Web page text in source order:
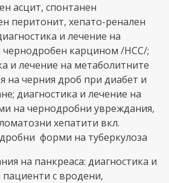
асцит, спонтанен
перитонит, хепато-ренален
и лечение на
чернодробен карцином /НСС/;
и лечение на метаболитните
на черния дроб при диабет и
диагностика и лечение на
на чернодробни увреждания,
хепатити вкл.
форми на туберкулоза
на панкреаса: диагностика и
пациенти с вродени,